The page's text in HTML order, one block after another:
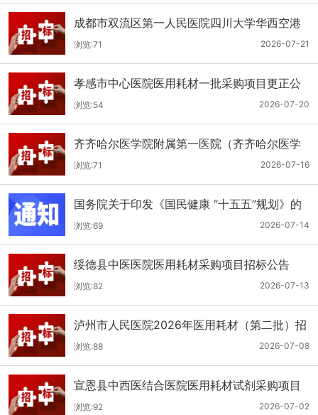
成都市双流区第一人民医院四川大学华西空港
医院2026年第二批医用耗材采购项目招标公告
2026-07-21
浏览:71
孝感市中心医院医用耗材一批采购项目更正公
告
2026-07-20
浏览:54
齐齐哈尔医学院附属第一医院（齐齐哈尔医学
院第一临床医学院）口腔科医用耗材招标公告
2026-07-16
浏览:71
国务院关于印发《国民健康 “十五五”规划》的
通知
2026-07-14
浏览:69
绥德县中医医院医用耗材采购项目招标公告
2026-07-13
浏览:82
泸州市人民医院2026年医用耗材（第二批）招
标公告
2026-07-08
浏览:88
宣恩县中西医结合医院医用耗材试剂采购项目
（消毒、普通耗材）公开招标公告
2026-07-02
浏览:92